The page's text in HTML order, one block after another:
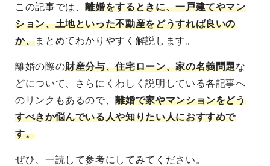
この記事では、離婚をするときに、一戸建てやマン
ション、土地といった不動産をどうすれば良いの
か、まとめてわかりやすく解説します。
離婚の際の財産分与、住宅ローン、家の名義問題な
どについて、さらにくわしく説明している各記事へ
のリンクもあるので、離婚で家やマンションをどう
すべきか悩んでいる人や知りたい人におすすめで
す。
ぜひ、一読して参考にしてみてください。